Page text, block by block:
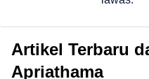
Artikel Terbaru
Apriathama